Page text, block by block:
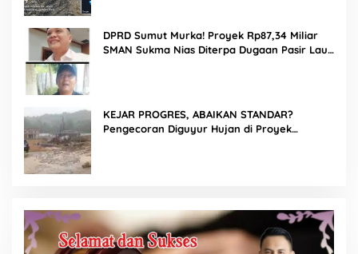
DPRD Sumut Murka! Proyek Rp87,34 Miliar
SMAN Sukma Nias Diterpa Dugaan Pasir Laut
KEJAR PROGRES, ABAIKAN STANDAR?
Pengecoran Diguyur Hujan di Proyek